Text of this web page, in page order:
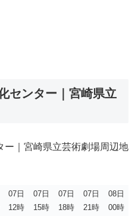
センター｜宮崎県立
ー｜宮崎県立芸術劇場周辺地
07日
12時
07日
15時
07日
18時
07日
21時
08日
00時